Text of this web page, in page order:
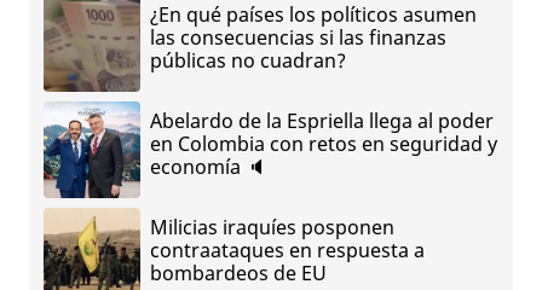
¿En qué países los políticos asumen
las consecuencias si las finanzas
públicas no cuadran?
Abelardo de la Espriella llega al poder
en Colombia con retos en seguridad y
economía 🔈
Milicias iraquíes posponen
contraataques en respuesta a
bombardeos de EU